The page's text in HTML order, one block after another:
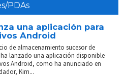
PDAs
una aplicación para
Android
de almacenamiento sucesor de
lanzado una aplicación disponible
Android, como ha anunciado en
Kim...